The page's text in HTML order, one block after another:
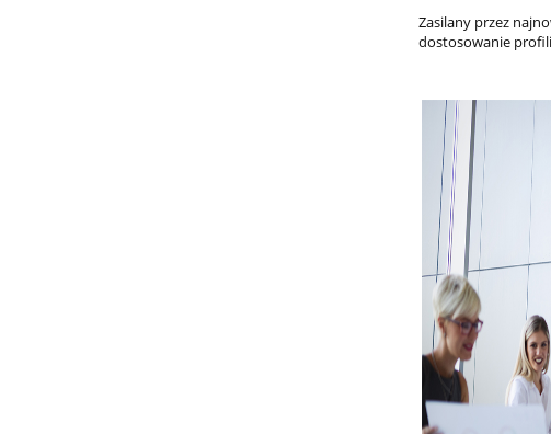
Zasilany przez
dostosowanie